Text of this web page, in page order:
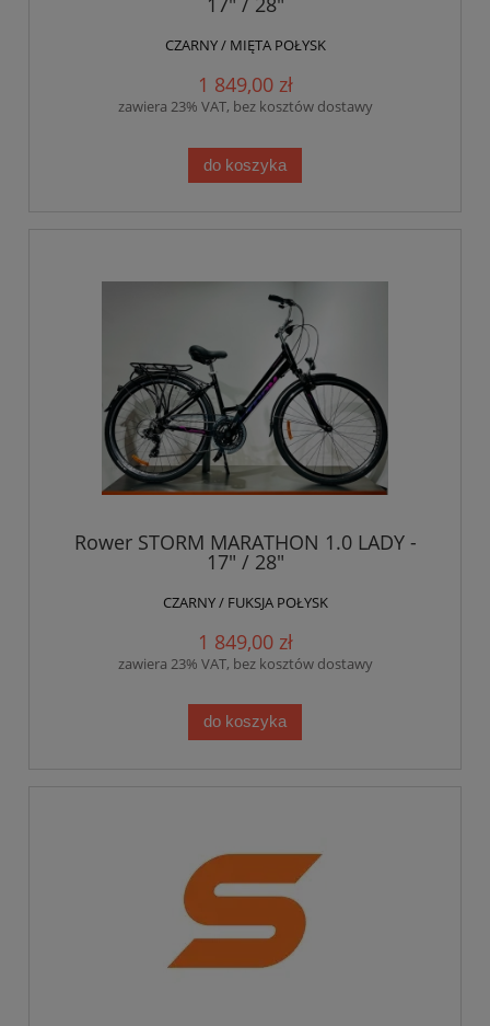
CZARNY / MIĘTA POŁYSK
1 849,00 zł
zawiera 23% VAT, bez kosztów dostawy
do koszyka
Rower STORM MARATHON 1.0 LADY -
17" / 28"
CZARNY / FUKSJA POŁYSK
1 849,00 zł
zawiera 23% VAT, bez kosztów dostawy
do koszyka